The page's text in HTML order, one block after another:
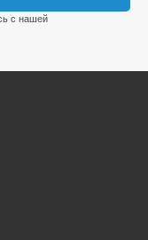
с нашей